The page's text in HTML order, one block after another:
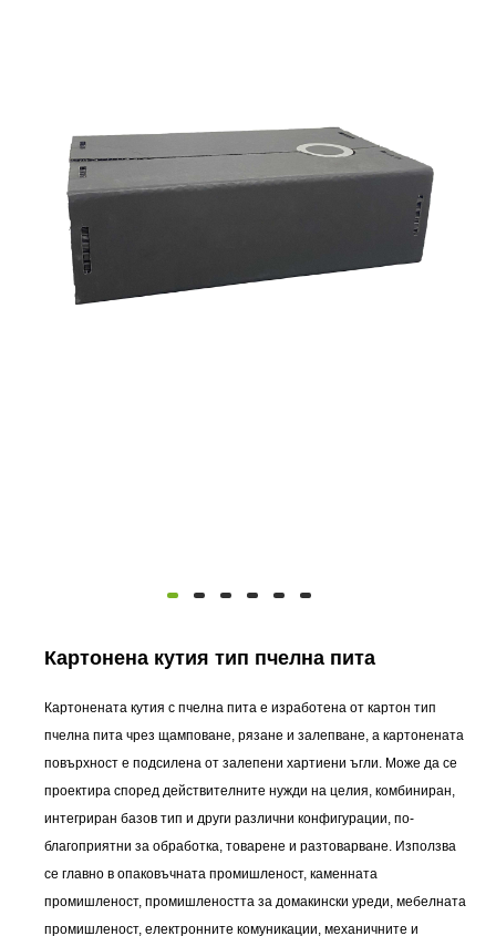
Картонена кутия тип пчелна пита
Картонената кутия с пчелна пита е изработена от картон тип
пчелна пита чрез щамповане, рязане и залепване, а картонената
повърхност е подсилена от залепени хартиени ъгли. Може да се
проектира според действителните нужди на целия, комбиниран,
интегриран базов тип и други различни конфигурации, по-
благоприятни за обработка, товарене и разтоварване. Използва
се главно в опаковъчната промишленост, каменната
промишленост, промишлеността за домакински уреди, мебелната
промишленост, електронните комуникации, механичните и